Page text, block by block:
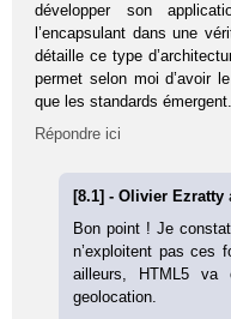
développer son
l’encapsulant dans une
détaille ce type
permet selon moi d’avoir
que les standards émergent.
Répondre ici
[8.1] - Olivier Ezratty
Bon point ! Je
n’exploitent pas ces
ailleurs, HTML5 va
geolocation.